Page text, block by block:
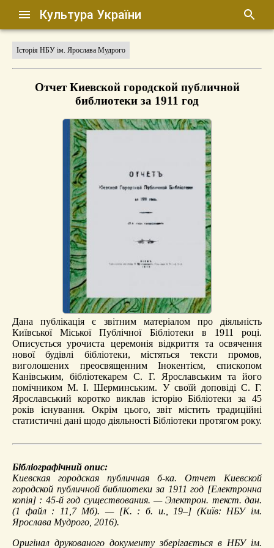
Культура України
Історія НБУ ім. Ярослава Мудрого
Отчет Киевской городской публичной
библиотеки за 1911 год
Дана публікація є звітним матеріалом про діяльність
Київської Міської Публічної Бібліотеки в 1911 році.
Описується урочиста церемонія відкриття та освячення
нової будівлі бібліотеки, містяться тексти промов,
виголошених преосвященним Інокентієм, єпископом
Канівським, бібліотекарем С. Г. Ярославським та його
помічником М. І. Шерминським. У своїй доповіді С. Г.
Ярославський коротко виклав історію Бібліотеки за 45
років існування. Окрім цього, звіт містить традиційні
статистичні дані щодо діяльності Бібліотеки протягом року.
Бібліографічний опис:
Киевская городская публичная б-ка. Отчет Киевской
городской публичной библиотеки за 1911 год [Електронна
копія] : 45-й год существования. — Электрон. текст. дан.
(1 файл : 11,7 Мб). — [К. : б. и., 19–] (Київ: НБУ ім.
Ярослава Мудрого, 2016).
Оригінал друкованого документу зберігається в НБУ ім.